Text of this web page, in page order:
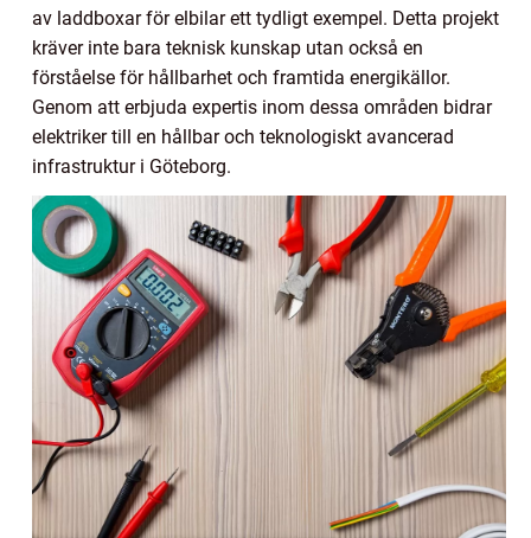
av laddboxar för elbilar ett tydligt exempel. Detta projekt
kräver inte bara teknisk kunskap utan också en
förståelse för hållbarhet och framtida energikällor.
Genom att erbjuda expertis inom dessa områden bidrar
elektriker till en hållbar och teknologiskt avancerad
infrastruktur i Göteborg.